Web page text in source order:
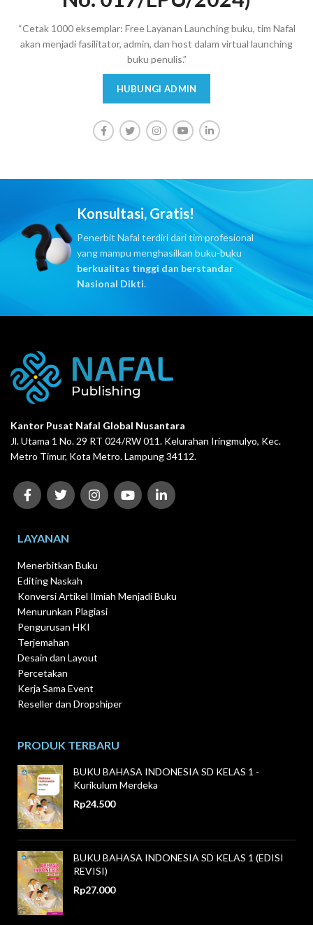
“Cetak 1000 eksemplar: Free Layanan Launching buku, tim Nafal
akan menjadi fasilitator, admin, dan host dalam virtual launching
buku penulis.”
HUBUNGI ADMIN
Konsultasi, Gratis!
Penerbit Nafal terdiri dari tim profesional
yang mampu menghasilkan buku-buku
berkualitas tinggi dan berstandar
Nasional Dikti.
Kantor Pusat Nafal Global Nusantara
Jl. Utama 1 No. 29 RT 024/RW 011. Kelurahan Iringmulyo, Kec.
Metro Timur, Kota Metro. Lampung 34112.
LAYANAN
Menerbitkan Buku
Editing Naskah
Konversi Artikel Ilmiah Menjadi Buku
Menurunkan Plagiasi
Pengurusan HKI
Terjemahan
Desain dan Layout
Percetakan
Kerja Sama Event
Reseller dan Dropshiper
PRODUK TERBARU
BUKU BAHASA INDONESIA SD KELAS 1 -
Kurikulum Merdeka
Rp24.500
BUKU BAHASA INDONESIA SD KELAS 1 (EDISI
REVISI)
Rp27.000